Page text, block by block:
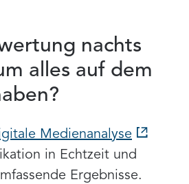
nachts
alles auf dem
Medienanalyse
in Echtzeit und
Ergebnisse.